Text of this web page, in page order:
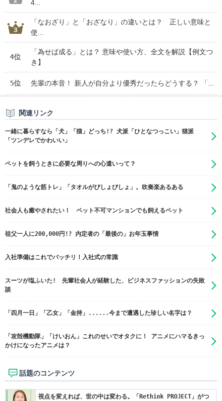
4...
「なおざり」と「おざなり」の違いとは？ 正しい意味と
使...
4位
「為せば成る」とは？ 意味や使い方、全文を解説【例文つ
き】
5位 先輩の本音！ 新人が自分より優秀だったらどうする？ 「...
関連リンク
一緒に暮らすなら「犬」「猫」どっち!? 犬派「ひとなつっこい」猫派
「ツンデレでかわいい」
ペットを飼うときに必要な周りへの心遣いって？
「鬼のような筋トレ」「タオルがびしょびしょ」。吹奏楽あるある
社会人も癒やされたい！ ペット不可マンションでも飼えるペット
祖父一人に200,000円!? 内定者の「最後の」お年玉事情
入社準備はこれでバッチリ！入社式の常識
スーツが塩ふいた! 先輩社会人が経験した、ビジネスファッションの失敗
談
「四月一日」「乙女」「金持」......今まで遭遇した珍しい名字は？
「攻殻機動隊」「けいおん」これのせいでオタクに！ アニメにハマるきっ
かけになったアニメは？
話題のコンテンツ
視点を変えれば、世の中は変わる。「Rethink PROJECT」がつ